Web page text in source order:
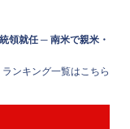
領就任 ─ 南米で親米・
ランキング一覧はこちら